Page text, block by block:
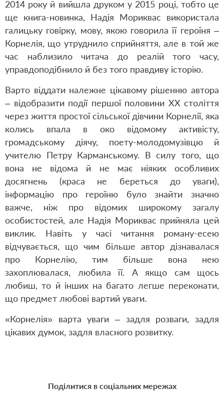
2014 року й вийшла друком у 2015 році, тобто це
ще книга-новинка, Надія Мориквас використала
галицьку говірку, мову, якою говорила її героїня –
Корнелія, що утруднило сприйняття, але в той же
час наблизило читача до реалій того часу,
управдоподібнило й без того правдиву історію.
Варто віддати належне цікавому рішенню автора
– відобразити події першої половини ХХ століття
через життя простої сільської дівчини Корнелії, яка
колись впала в око відомому активісту,
громадському діячу, поету-молодомузівцю й
учителю Петру Карманському. В силу того, що
вона не відома й не має ніяких особливих
досягнень (краса не береться до уваги),
інформацію про героїню було знайти значно
важче, ніж про відомих широкому загалу
особистостей, але Надія Мориквас прийняла цей
виклик. Навіть у часі читання роману-есею
відчувається, що чим більше автор дізнавалася
про Корнелію, тим більше вона нею
захоплювалася, любила її. А якщо сам щось
любиш, то й інших на багато легше переконати,
що предмет любові вартий уваги.
«Корнелія» варта уваги – задля розваги, задля
цікавих думок, задля власного розвитку.
Поділитися в соціальних мережах